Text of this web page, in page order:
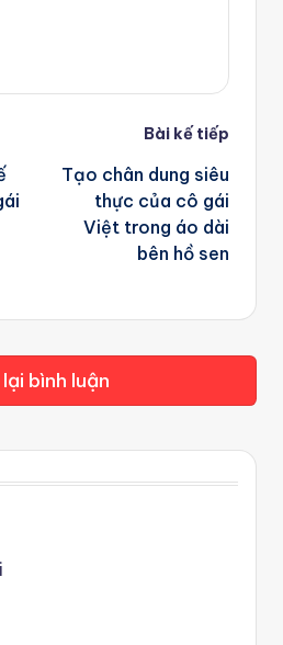
Bài kế tiếp
Tạo chân dung siêu
thực của cô gái
Việt trong áo dài
bên hồ sen
bình luận